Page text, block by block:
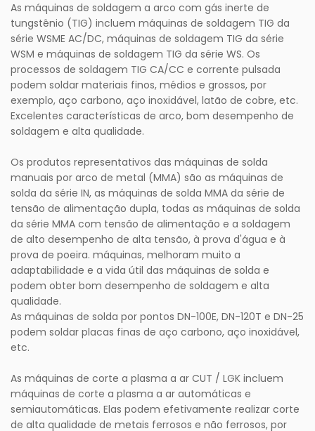
As máquinas de soldagem a arco com gás inerte de
tungstênio (TIG) incluem máquinas de soldagem TIG da
série WSME AC/DC, máquinas de soldagem TIG da série
WSM e máquinas de soldagem TIG da série WS. Os
processos de soldagem TIG CA/CC e corrente pulsada
podem soldar materiais finos, médios e grossos, por
exemplo, aço carbono, aço inoxidável, latão de cobre, etc.
Excelentes características de arco, bom desempenho de
soldagem e alta qualidade.
Os produtos representativos das máquinas de solda
manuais por arco de metal (MMA) são as máquinas de
solda da série IN, as máquinas de solda MMA da série de
tensão de alimentação dupla, todas as máquinas de solda
da série MMA com tensão de alimentação e a soldagem
de alto desempenho de alta tensão, à prova d'água e à
prova de poeira. máquinas, melhoram muito a
adaptabilidade e a vida útil das máquinas de solda e
podem obter bom desempenho de soldagem e alta
qualidade.
As máquinas de solda por pontos DN-100E, DN-120T e DN-25
podem soldar placas finas de aço carbono, aço inoxidável,
etc.
As máquinas de corte a plasma a ar CUT / LGK incluem
máquinas de corte a plasma a ar automáticas e
semiautomáticas. Elas podem efetivamente realizar corte
de alta qualidade de metais ferrosos e não ferrosos, por